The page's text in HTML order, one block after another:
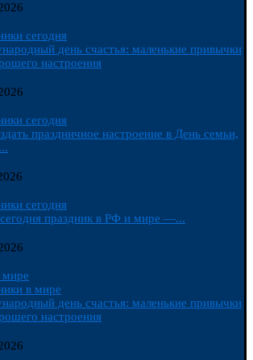
сегодня
день счастья: маленькие привычки
настроения
сегодня
праздничное настроение в День семьи,
сегодня
праздник в РФ и мире —...
мире
в мире
день счастья: маленькие привычки
настроения